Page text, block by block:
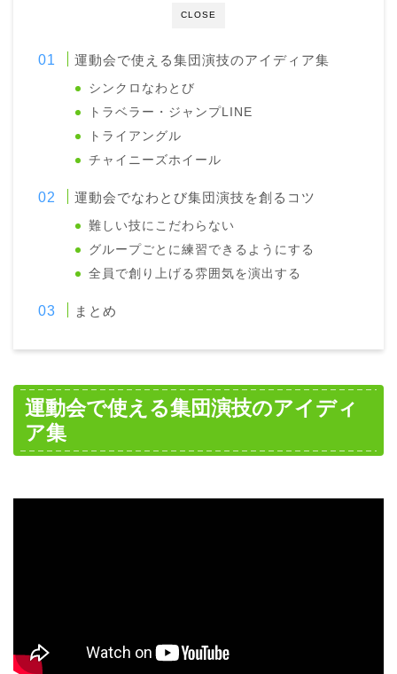
CLOSE
運動会で使える集団演技のアイディア集
シンクロなわとび
トラベラー・ジャンプLINE
トライアングル
チャイニーズホイール
運動会でなわとび集団演技を創るコツ
難しい技にこだわらない
グループごとに練習できるようにする
全員で創り上げる雰囲気を演出する
まとめ
運動会で使える集団演技のアイディ
ア集